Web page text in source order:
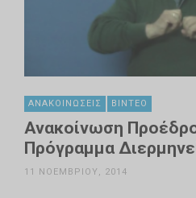
ΑΝΑΚΟΙΝΏΣΕΙΣ ΒΊΝΤΕΟ
Ανακοίνωση
Πρόγραμμα
11 ΝΟΕΜΒΡΊΟΥ, 2014